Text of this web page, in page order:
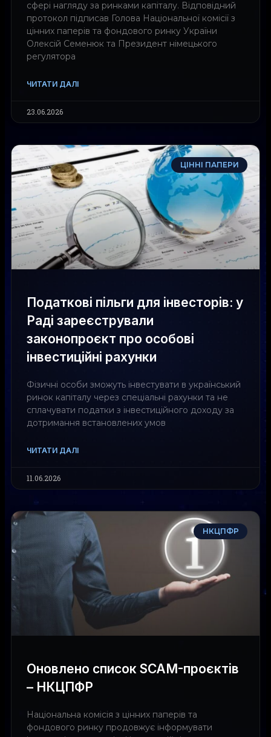
сфері нагляду за ринками капіталу. Відповідний
протокол підписав Голова Національної комісії з
цінних паперів та фондового ринку України
Олексій Семенюк та Президент німецького
регулятора
ЧИТАТИ ДАЛІ
23.06.2026
ЦІННІ ПАПЕРИ
Податкові пільги для інвесторів: у
Раді зареєстрували
законопроєкт про особові
інвестиційні рахунки
Фізичні особи зможуть інвестувати в український
ринок капіталу через спеціальні рахунки та не
сплачувати податки з інвестиційного доходу за
дотримання встановлених умов
ЧИТАТИ ДАЛІ
11.06.2026
НКЦПФР
Оновлено список SCAM-проєктів
– НКЦПФР
Національна комісія з цінних паперів та
фондового ринку продовжує інформувати